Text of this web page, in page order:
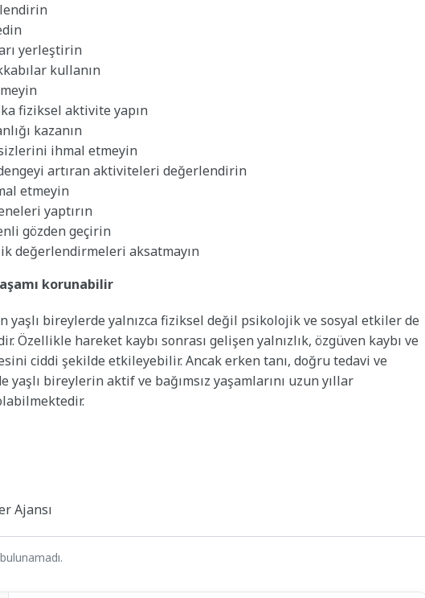
yerleştirin
kullanın
fiziksel aktivite yapın
kazanın
ihmal etmeyin
artıran aktiviteleri değerlendirin
etmeyin
yaptırın
gözden geçirin
değerlendirmeleri aksatmayın
korunabilir
yaşlı bireylerde yalnızca fiziksel değil psikolojik ve sosyal etkiler de
Özellikle hareket kaybı sonrası gelişen yalnızlık, özgüven kaybı ve
ciddi şekilde etkileyebilir. Ancak erken tanı, doğru tedavi ve
yaşlı bireylerin aktif ve bağımsız yaşamlarını uzun yıllar
Ajansı